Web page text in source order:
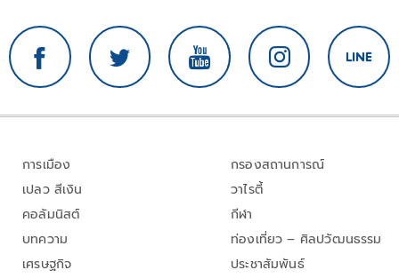
การเมือง
เปลว สีเงิน
คอลัมนิสต์
บทความ
เศรษฐกิจ
กรองสถานการณ์
วาไรตี้
กีฬา
ท่องเที่ยว – ศิลปวัฒนธรรม
ประชาสัมพันธ์